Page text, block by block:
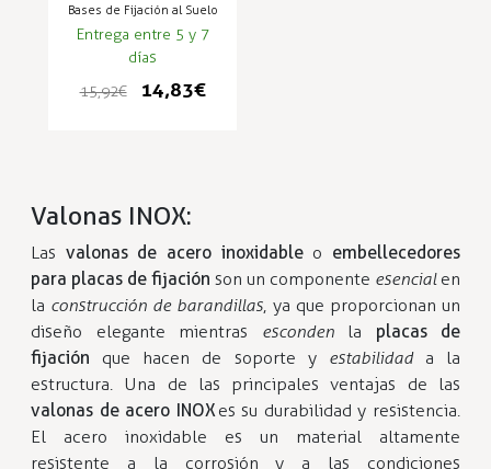
50x25x1.5mm
RAILFORM
Bases de Fijación al Suelo
Entrega entre 5 y 7
días
15,92 €
14,83 €
Valonas INOX:
Las valonas de acero inoxidableo embellecedores
para placas de fijación son un componente esencialen
la construcción de barandillas, ya que proporcionan un
diseño elegante mientras escondenla placas de
fijación que hacen de soporte y estabilidada la
estructura. Una de las principales ventajas de las
valonas de acero INOXes su durabilidad y resistencia.
El acero inoxidable es un material altamente
resistente a la corrosión y a las condiciones